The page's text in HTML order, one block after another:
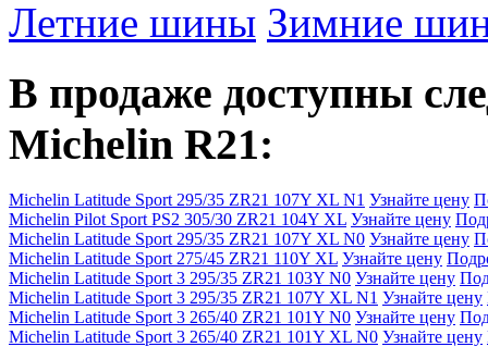
Летние шины Зимние
В продаже доступны
Michelin R21:
Michelin Latitude Sport 295/35 ZR21 107Y XL N1 Узнайте цену
Michelin Pilot Sport PS2 305/30 ZR21 104Y XL Узнайте цену
Michelin Latitude Sport 295/35 ZR21 107Y XL N0 Узнайте цену
Michelin Latitude Sport 275/45 ZR21 110Y XL Узнайте цену
Michelin Latitude Sport 3 295/35 ZR21 103Y N0 Узнайте цену
Michelin Latitude Sport 3 295/35 ZR21 107Y XL N1 Узнайте цену
Michelin Latitude Sport 3 265/40 ZR21 101Y N0 Узнайте цену
Michelin Latitude Sport 3 265/40 ZR21 101Y XL N0 Узнайте цену